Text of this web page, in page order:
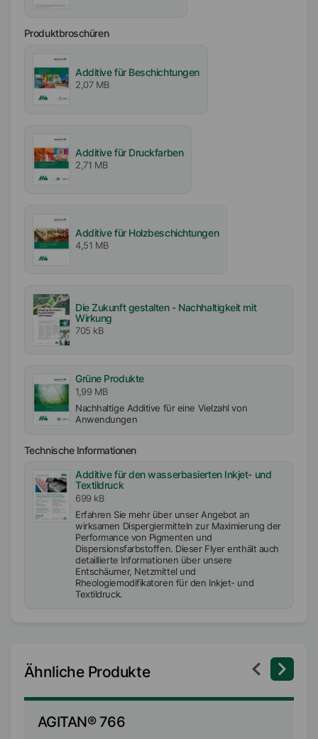
Produktbroschüren
Additive für Beschichtungen
2,07 MB
Additive für Druckfarben
2,71 MB
Additive für Holzbeschichtungen
4,51 MB
Die Zukunft gestalten - Nachhaltigkeit mit
Wirkung
705 kB
Grüne Produkte
1,99 MB
Nachhaltige Additive für eine Vielzahl von
Anwendungen
Technische Informationen
Additive für den wasserbasierten Inkjet- und
Textildruck
699 kB
Erfahren Sie mehr über unser Angebot an
wirksamen Dispergiermitteln zur Maximierung der
Performance von Pigmenten und
Dispersionsfarbstoffen. Dieser Flyer enthält auch
detaillierte Informationen über unsere
Entschäumer, Netzmittel und
Rheologiemodifikatoren für den Inkjet- und
Textildruck.
Ähnliche Produkte
AGITAN® 766